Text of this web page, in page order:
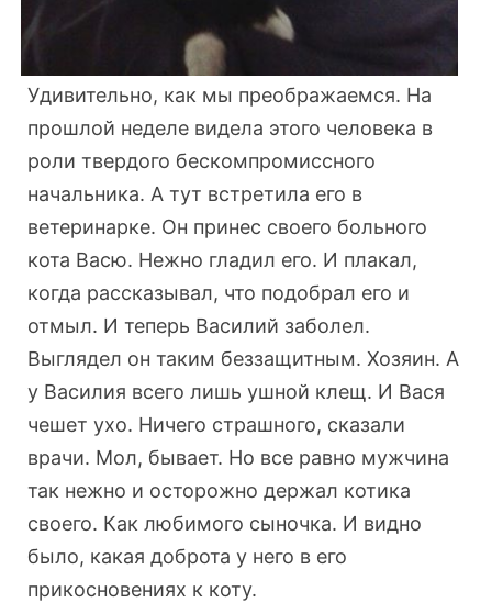
Удивительно, как мы преображаемся. На
прошлой неделе видела этого человека в
роли твердого бескомпромиссного
начальника. А тут встретила его в
ветеринарке. Он принес своего больного
кота Васю. Нежно гладил его. И плакал,
когда рассказывал, что подобрал его и
отмыл. И теперь Василий заболел.
Выглядел он таким беззащитным. Хозяин. А
у Василия всего лишь ушной клещ. И Вася
чешет ухо. Ничего страшного, сказали
врачи. Мол, бывает. Но все равно мужчина
так нежно и осторожно держал котика
своего. Как любимого сыночка. И видно
было, какая доброта у него в его
прикосновениях к коту.